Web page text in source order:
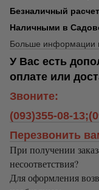
Безналичный расчет
Наличными в
Больше информации
У Вас есть
оплате или
Звоните:
(093)355-08-
Перезвонить
При получении
несоответствия?
Для оформления